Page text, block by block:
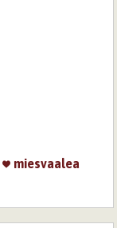
miesvaalea